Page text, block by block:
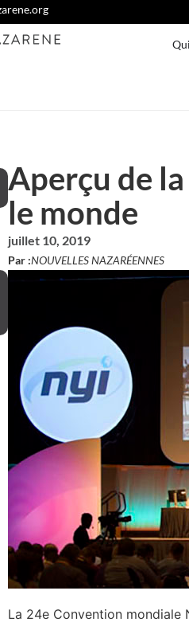
Aperçu de
le monde
juillet 10, 2019
Par :NOUVELLES NAZARÉENNES
La 24e Convention mondiale